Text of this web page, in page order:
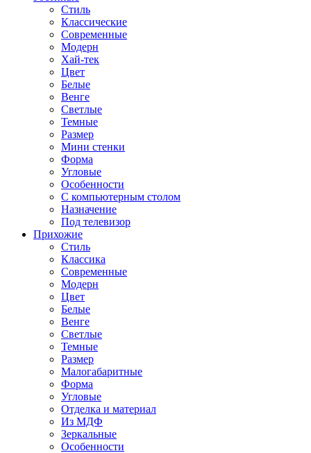
Стиль
Классические
Современные
Модерн
Хай-тек
Цвет
Белые
Венге
Светлые
Темные
Размер
Мини стенки
Форма
Угловые
Особенности
С компьютерным столом
Назначение
Под телевизор
Прихожие
Стиль
Классика
Современные
Модерн
Цвет
Белые
Венге
Светлые
Темные
Размер
Малогабаритные
Форма
Угловые
Отделка и материал
Из МДФ
Зеркальные
Особенности